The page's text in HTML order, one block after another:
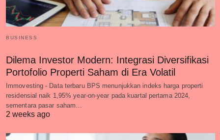
BUSINESS
Dilema Investor Modern: Integrasi Diversifikasi
Portofolio Properti Saham di Era Volatil
Immovesting - Data terbaru BPS menunjukkan indeks harga properti
residensial naik 1,95% year-on-year pada kuartal pertama 2024,
sementara pasar saham…
2 weeks ago